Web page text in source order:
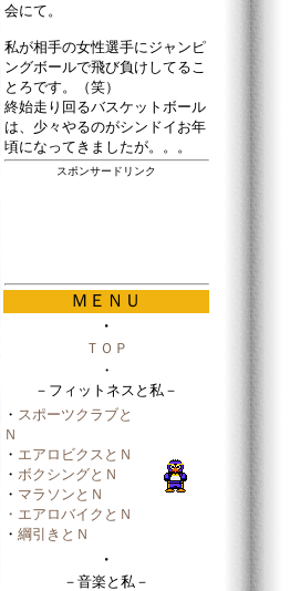
会にて。
私が相手の女性選手にジャンピ
ングボールで飛び負けしてるこ
とろです。（笑）
終始走り回るバスケットボール
は、少々やるのがシンドイお年
頃になってきましたが。。。
スポンサードリンク
ＭＥＮＵ
・
ＴＯＰ
・
－フィットネスと私－
・ スポーツクラブと
Ｎ
・ エアロビクスとＮ
・ ボクシングとＮ
・ マラソンとＮ
・エアロバイクとＮ
・ 綱引きとＮ
・
－音楽と私－